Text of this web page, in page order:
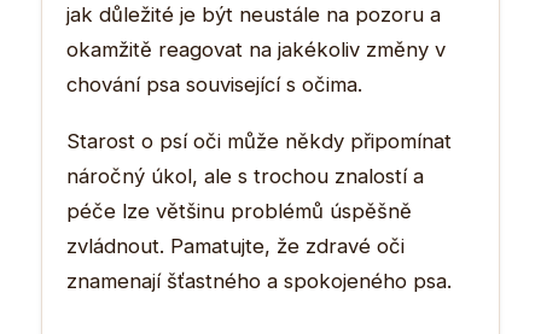
jak důležité je být neustále na pozoru a
okamžitě reagovat na jakékoliv změny v
chování psa související s očima.
Starost o psí oči může někdy připomínat
náročný úkol, ale s trochou znalostí a
péče lze většinu problémů úspěšně
zvládnout. Pamatujte, že zdravé oči
znamenají šťastného a spokojeného psa.